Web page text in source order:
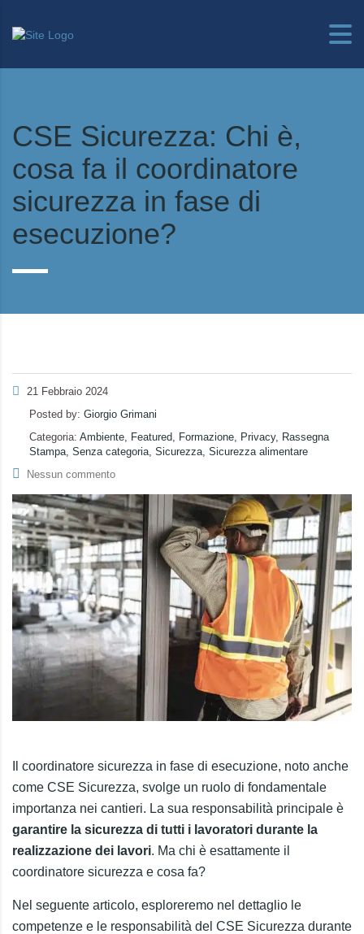
CSE Sicurezza: Chi è,
cosa fa il coordinatore
sicurezza in fase di
esecuzione?
21 Febbraio 2024
Posted by: Giorgio Grimani
Categoria: Ambiente, Featured, Formazione, Privacy, Rassegna
Stampa, Senza categoria, Sicurezza, Sicurezza alimentare
Nessun commento
Il coordinatore sicurezza in fase di esecuzione, noto anche
come CSE Sicurezza, svolge un ruolo di fondamentale
importanza nei cantieri. La sua responsabilità principale è
garantire la sicurezza di tutti i lavoratori durante la
realizzazione dei lavori. Ma chi è esattamente il
coordinatore sicurezza e cosa fa?
Nel seguente articolo, esploreremo nel dettaglio le
competenze e le responsabilità del CSE Sicurezza durante